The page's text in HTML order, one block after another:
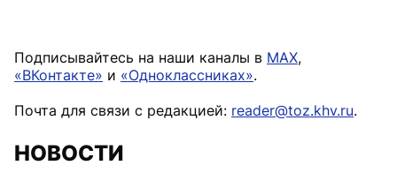
Подписывайтесь на наши каналы в MAX,
«ВКонтакте» и «Одноклассниках».
Почта для связи с редакцией: reader@toz.khv.ru.
НОВОСТИ